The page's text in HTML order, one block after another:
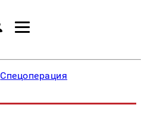
Спецоперация